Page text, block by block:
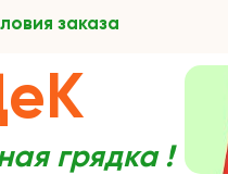
заказа
грядка !